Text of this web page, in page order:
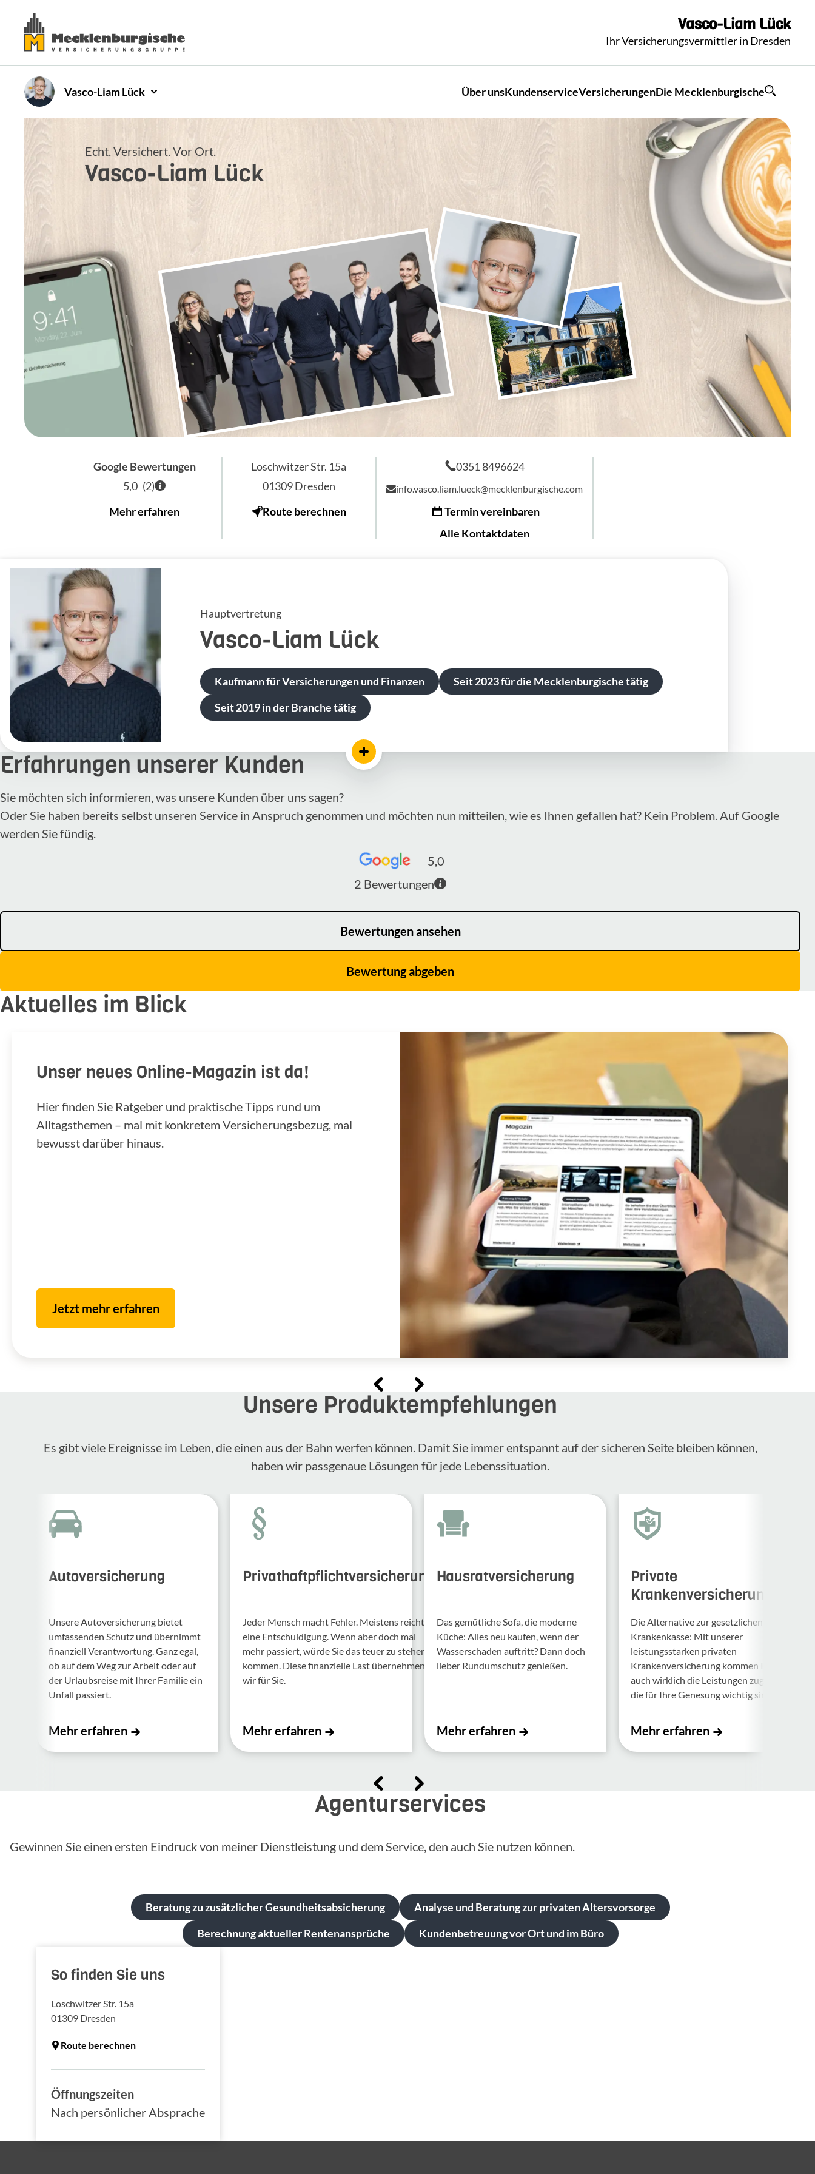
Vasco-Liam Lück
Ihr Versicherungsvermittler in Dresden
Vasco-LiamLück Über unsKundenserviceVersicherungenDie Mecklenburgische
Vasco-Liam Lück
Echt. Versichert. Vor Ort.
Google Bewertungen
5,0 (2)
Mehr erfahren
Loschwitzer Str. 15a
01309Dresden
Route berechnen
0351 8496624
info.vasco.liam.lueck@mecklenburgische.com
Termin vereinbaren
Alle Kontaktdaten
Hauptvertretung
Vasco-Liam Lück
Kaufmann für Versicherungen und Finanzen
Seit 2023 für die Mecklenburgische tätig
Seit 2019 in der Branche tätig
Erfahrungen unserer Kunden
Sie möchten sich informieren, was unsere Kunden über uns sagen?
Oder Sie haben bereits selbst unseren Service in Anspruch genommen und möchten nun mitteilen, wie es Ihnen gefallen hat? Kein Problem. Auf Google
werden Sie fündig.
5,0
2 Bewertungen
Bewertungen ansehen
Bewertung abgeben
Aktuelles im Blick
Unser neues Online-Magazin ist da!
Hier finden Sie Ratgeber und praktische Tipps rund um
Alltagsthemen – mal mit konkretem Versicherungsbezug, mal
bewusst darüber hinaus.
Jetzt mehr erfahren
Unsere Produktempfehlungen
Es gibt viele Ereignisse im Leben, die einen aus der Bahn werfen können. Damit Sie immer entspannt auf der sicheren Seite bleiben können,
haben wir passgenaue Lösungen für jede Lebenssituation.
Autoversicherung
Unsere Auto­ver­si­che­rung bietet
umfas­senden Schutz und über­nimmt
finan­ziell Verant­wor­tung. Ganz egal,
ob auf dem Weg zur Arbeit oder auf
der Urlaubs­reise mit Ihrer Familie ein
Unfall passiert.
Mehr erfahren
Privathaftpflichtversicherung
Jeder Mensch macht Fehler. Meis­tens reicht
eine Entschul­di­gung. Wenn aber doch mal
mehr passiert, würde Sie das teuer zu stehen
kommen. Diese finan­zi­elle Last über­nehmen
wir für Sie.
Mehr erfahren
Hausratversicherung
Das gemütliche Sofa, die moderne
Küche: Alles neu kaufen, wenn der
Wasserschaden auftritt? Dann doch
lieber Rundumschutz genießen.
Mehr erfahren
Private
Krankenversicherung
Die Alternative zur gesetzlichen
Krankenkasse: Mit unserer
leistungsstarken privaten
Krankenversicherung kommen Ihnen
auch wirklich die Leistungen zugute,
die für Ihre Genesung wichtig sind.
Mehr erfahren
Agenturservices
Gewinnen Sie einen ersten Eindruck von meiner Dienstleistung und dem Service, den auch Sie nutzen können.
Beratung zu zusätzlicher Gesundheitsabsicherung
Analyse und Beratung zur privaten Altersvorsorge
Berechnung aktueller Rentenansprüche
Kundenbetreuung vor Ort und im Büro
So finden Sie uns
Loschwitzer Str. 15a
01309 Dresden
Route berechnen
Öffnungszeiten
Nach persönlicher Absprache